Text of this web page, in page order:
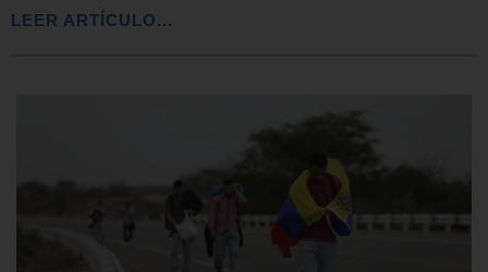
LEER ARTÍCULO...